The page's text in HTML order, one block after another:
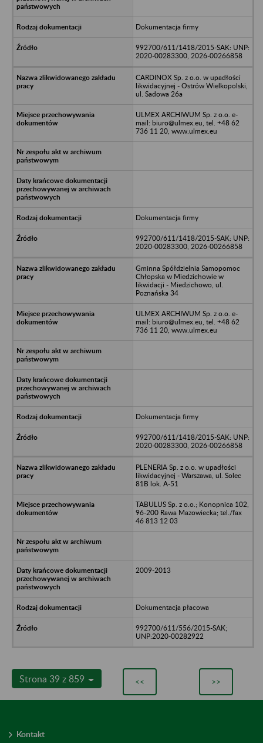
Dokumentacja firmy
992700/611/1418/2015-SAK: UNP:
2020-00283300, 2026-00266858
CARDINOX Sp. z o.o. w upadłości
likwidacyjnej - Ostrów Wielkopolski,
ul. Sadowa 26a
ULMEX ARCHIWUM Sp. z o.o. e-
mail: biuro@ulmex.eu, tel. +48 62
736 11 20, www.ulmex.eu
Dokumentacja firmy
992700/611/1418/2015-SAK: UNP:
2020-00283300, 2026-00266858
Gminna Spółdzielnia Samopomoc
Chłopska w Miedzichowie w
likwidacji - Miedzichowo, ul.
Poznańska 34
ULMEX ARCHIWUM Sp. z o.o. e-
mail: biuro@ulmex.eu, tel. +48 62
736 11 20, www.ulmex.eu
Dokumentacja firmy
992700/611/1418/2015-SAK: UNP:
2020-00283300, 2026-00266858
PLENERIA Sp. z o.o. w upadłości
likwidacyjnej - Warszawa, ul. Solec
81B lok. A-51
TABULUS Sp. z o.o.; Konopnica 102,
96-200 Rawa Mazowiecka; tel./fax
46 813 12 03
2009-2013
Dokumentacja płacowa
992700/611/556/2015-SAK;
UNP:2020-00282922
Strona 39 z 859 << >>
Kontakt